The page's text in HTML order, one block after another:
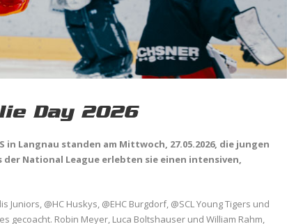
Day 2026
in Langnau standen am Mittwoch, 27.05.2026, die jungen
der National League erlebten sie einen intensiven,
@HC Huskys, @EHC Burgdorf, @SCL Young Tigers und
gecoacht. Robin Meyer, Luca Boltshauser und William Rahm,